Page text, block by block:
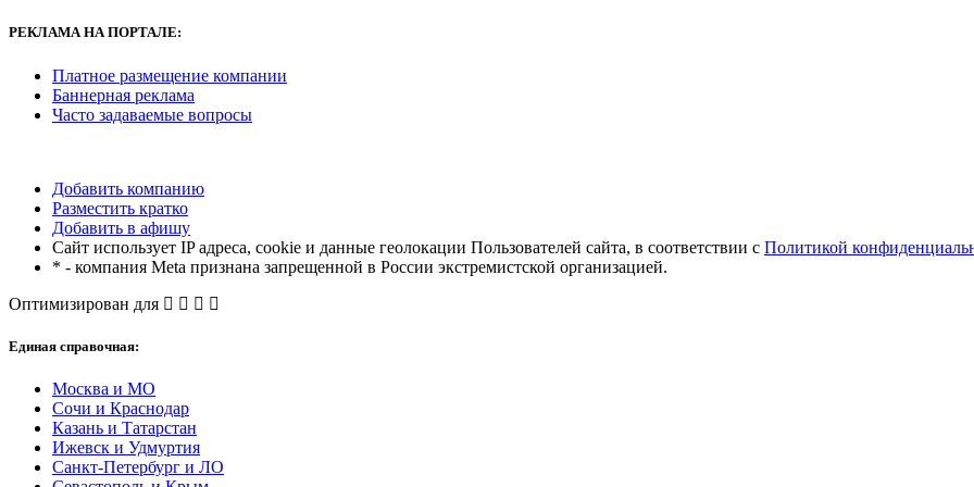
РЕКЛАМАНА ПОРТАЛЕ:
Платное размещение компании
Баннерная реклама
Часто задаваемые вопросы
Добавить компанию
Разместить кратко
Добавить в афишу
Сайт использует IP адреса, cookie и данные геолокации Пользователей сайта, в соответствии с Политикой
* - компания Meta признана запрещенной в России экстремистской организацией.
Оптимизирован для
Единая справочная:
Москва и МО
Сочи и Краснодар
Казань и Татарстан
Ижевск и Удмуртия
Санкт-Петербург и ЛО